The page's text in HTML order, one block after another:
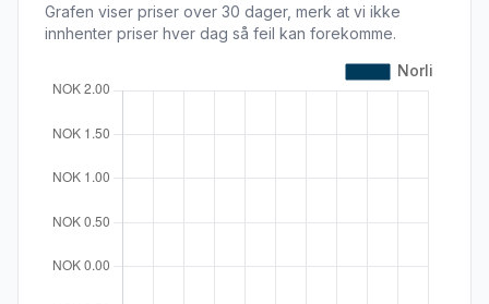
Grafen viser priser over 30 dager, merk at vi ikke
innhenter priser hver dag så feil kan forekomme.